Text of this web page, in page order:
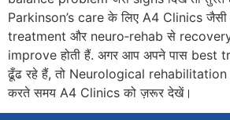
Parkinson’s care के लिए A4 Clinics
treatment और neuro‑rehab से
improve होती हैं. अगर आप अपने पास best
ढूँढ रहे हैं, तो Neurological
करते समय A4 Clinics को ज़रूर देखें।